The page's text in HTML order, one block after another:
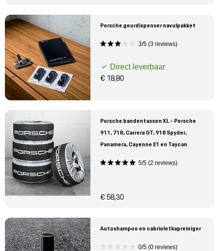
Porsche geurdispenser navulpakket
3/5 (3 reviews)
Direct leverbaar
€ 18,80
Porsche bandentassen XL - Porsche
911, 718, Carrera GT, 918 Spyder,
Panamera, Cayenne E1 en Taycan
5/5 (2 reviews)
€ 58,30
Autoshampoo en cabrioletkapreiniger
0/5 (0 reviews)